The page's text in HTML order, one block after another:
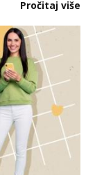
Pročitaj više